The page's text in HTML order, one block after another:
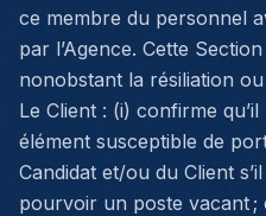
ce membre du personnel
par l’Agence. Cette
nonobstant la résiliation
Le Client : (i) confirme qu’il
élément susceptible de
Candidat et/ou du Client
pourvoir un poste vacant ;